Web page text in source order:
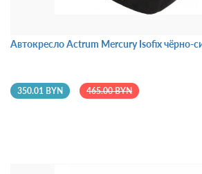
Автокресло Actrum Mercury Isofix чёрно-
350.01 BYN 465.00 BYN